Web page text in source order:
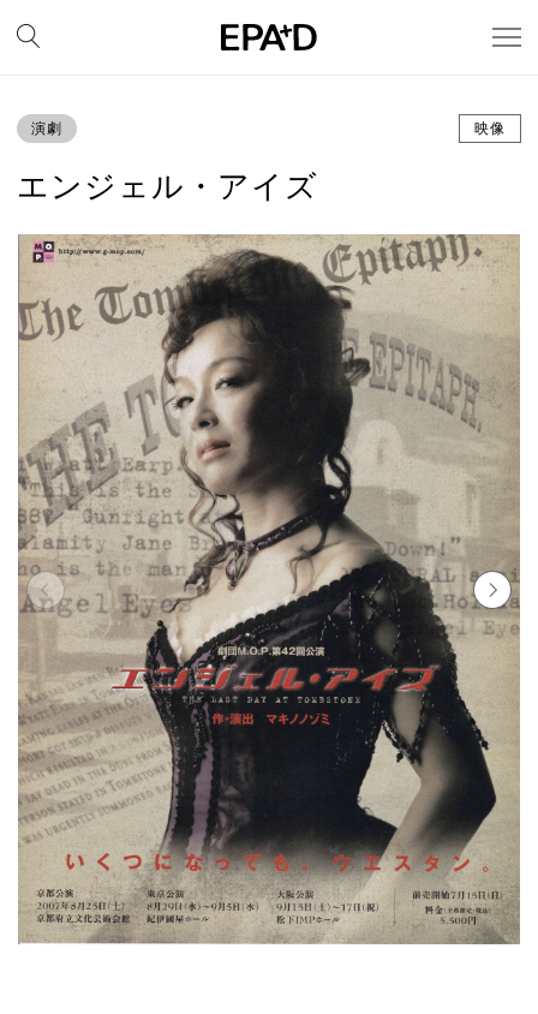
演劇 映像
エンジェル・アイズ